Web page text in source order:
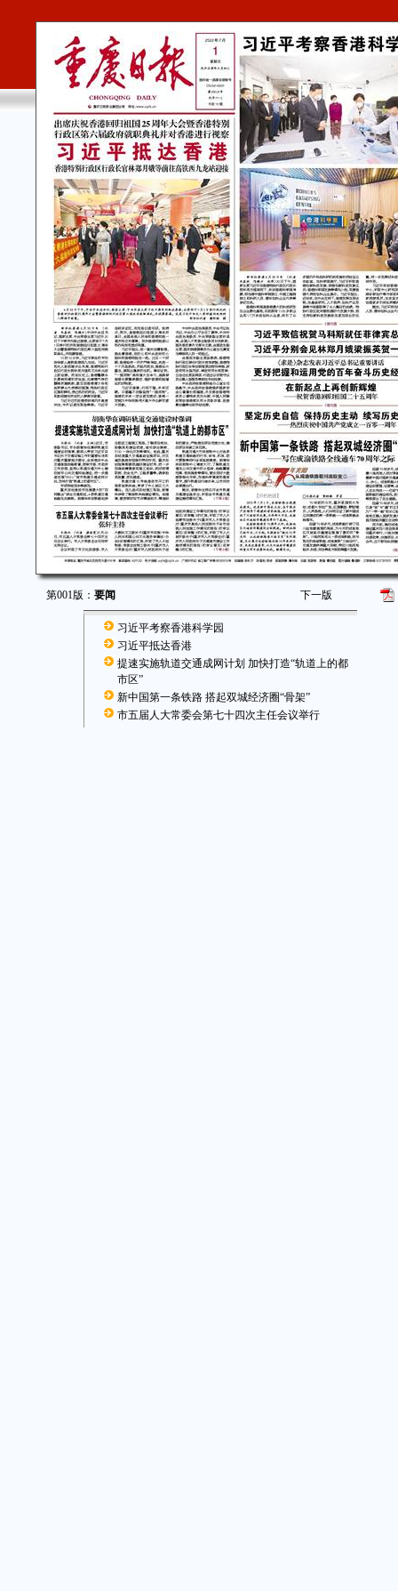
第001版： 要闻 下一版
习近平考察香港科学园
习近平抵达香港
提速实施轨道交通成网计划 加快打造“轨道上的都
市区”
新中国第一条铁路 搭起双城经济圈“骨架”
市五届人大常委会第七十四次主任会议举行